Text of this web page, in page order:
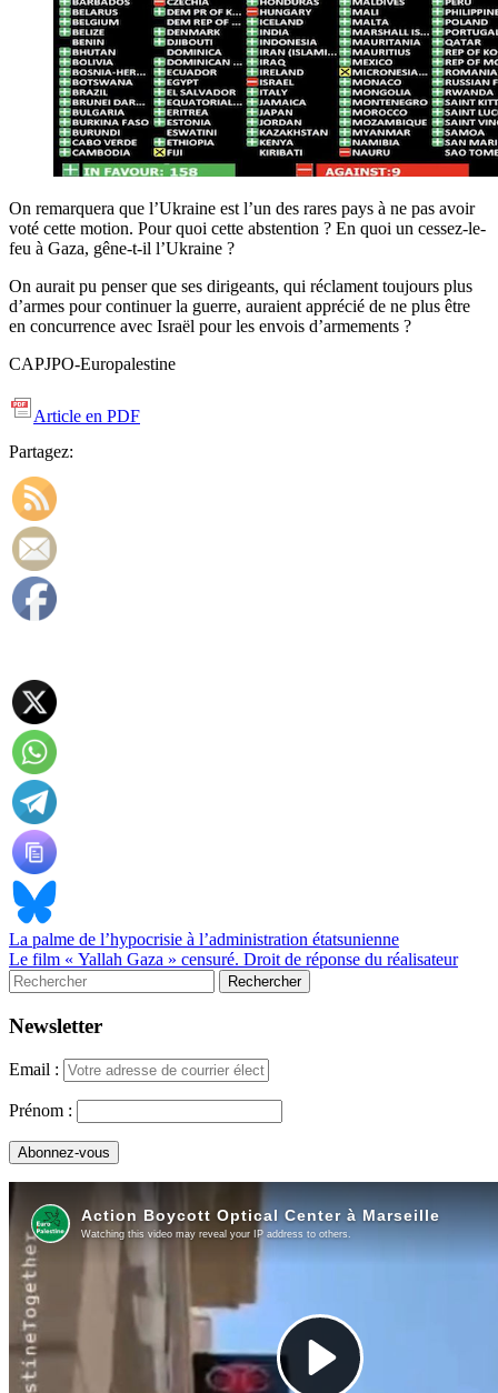
On remarquera que l’Ukraine est l’un des rares pays à ne pas avoir
voté cette motion. Pour quoi cette abstention ? En quoi un cessez-le-
feu à Gaza, gêne-t-il l’Ukraine ?
On aurait pu penser que ses dirigeants, qui réclament toujours plus
d’armes pour continuer la guerre, auraient apprécié de ne plus être
en concurrence avec Israël pour les envois d’armements ?
CAPJPO-Europalestine
Article en PDF
Partagez:
La palme de l’hypocrisie à l’administration étatsunienne
Le film « Yallah Gaza » censuré. Droit de réponse du réalisateur
Newsletter
Email :
Prénom :